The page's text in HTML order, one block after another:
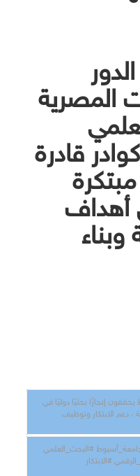
المصرية
قادرة
إنجازًا بحثيًا دوليًا في
، دعم الابتكار وتوظيف
#البحث_العلمي
#الابتكار